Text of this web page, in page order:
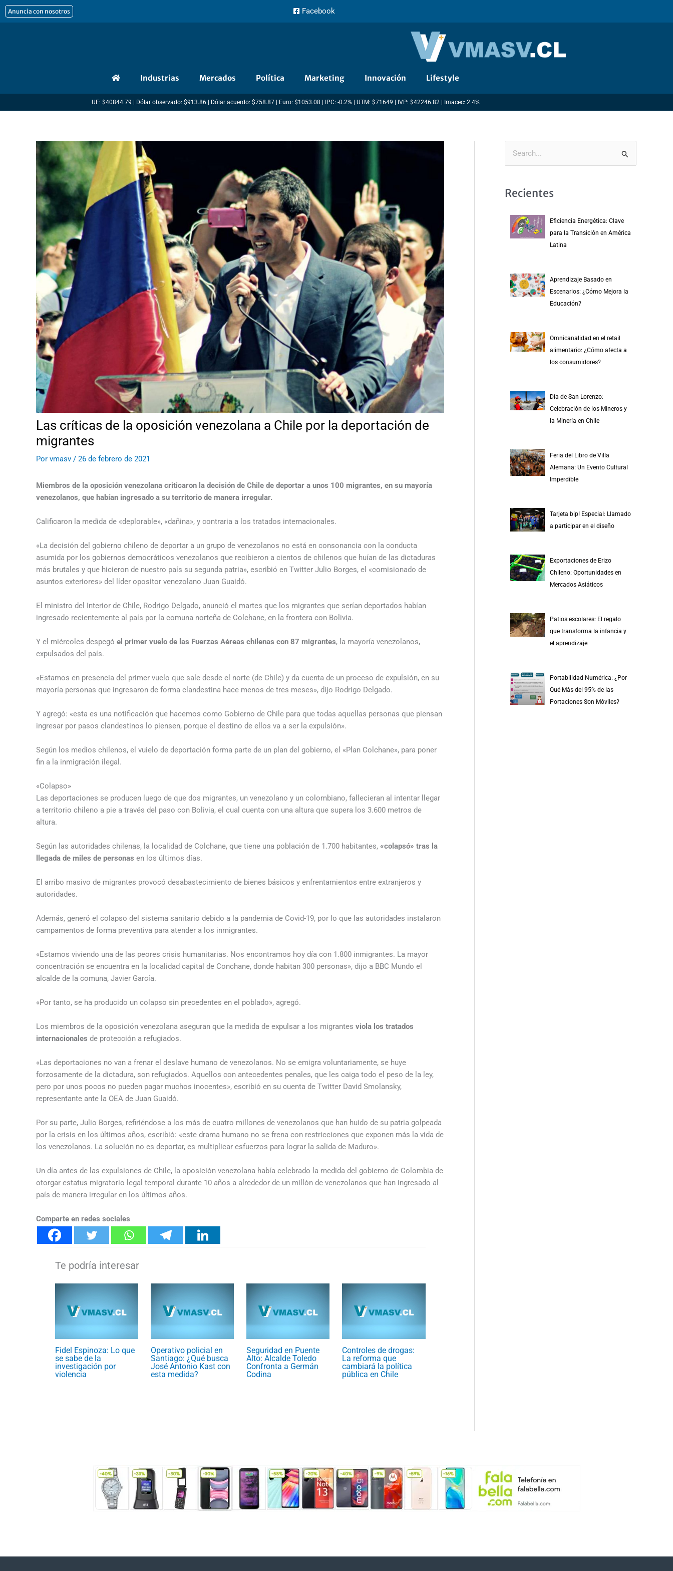
al
Anuncia con nosotros Facebook
Industrias Mercados Política Marketing Innovación Lifestyle
UF: $40844.79 | Dólar observado: $913.86 | Dólar acuerdo: $758.87 | Euro: $1053.08 | IPC: -0.2% | UTM: $71649 | IVP: $42246.82 | Imacec: 2.4%
Las críticas de la oposición venezolana a Chile por la deportación de
migrantes
Por vmasv / 26 de febrero de 2021
Miembros de la oposición venezolana criticaron la decisión de Chile de deportar a unos 100 migrantes, en su mayoría
venezolanos, que habían ingresado a su territorio de manera irregular.
Calificaron la medida de «deplorable», «dañina», y contraria a los tratados internacionales.
«La decisión del gobierno chileno de deportar a un grupo de venezolanos no está en consonancia con la conducta
asumida por los gobiernos democráticos venezolanos que recibieron a cientos de chilenos que huían de las dictaduras
más brutales y que hicieron de nuestro país su segunda patria», escribió en Twitter Julio Borges, el «comisionado de
asuntos exteriores» del líder opositor venezolano Juan Guaidó.
El ministro del Interior de Chile, Rodrigo Delgado, anunció el martes que los migrantes que serían deportados habían
ingresado recientemente al país por la comuna norteña de Colchane, en la frontera con Bolivia.
Y el miércoles despegó el primer vuelo de las Fuerzas Aéreas chilenas con 87 migrantes, la mayoría venezolanos,
expulsados del país.
«Estamos en presencia del primer vuelo que sale desde el norte (de Chile) y da cuenta de un proceso de expulsión, en su
mayoría personas que ingresaron de forma clandestina hace menos de tres meses», dijo Rodrigo Delgado.
Y agregó: «esta es una notificación que hacemos como Gobierno de Chile para que todas aquellas personas que piensan
ingresar por pasos clandestinos lo piensen, porque el destino de ellos va a ser la expulsión».
Según los medios chilenos, el vuielo de deportación forma parte de un plan del gobierno, el «Plan Colchane», para poner
fin a la inmigración ilegal.
«Colapso»
Las deportaciones se producen luego de que dos migrantes, un venezolano y un colombiano, fallecieran al intentar llegar
a territorio chileno a pie a través del paso con Bolivia, el cual cuenta con una altura que supera los 3.600 metros de
altura.
Según las autoridades chilenas, la localidad de Colchane, que tiene una población de 1.700 habitantes, «colapsó» tras la
llegada de miles de personas en los últimos días.
El arribo masivo de migrantes provocó desabastecimiento de bienes básicos y enfrentamientos entre extranjeros y
autoridades.
Además, generó el colapso del sistema sanitario debido a la pandemia de Covid-19, por lo que las autoridades instalaron
campamentos de forma preventiva para atender a los inmigrantes.
«Estamos viviendo una de las peores crisis humanitarias. Nos encontramos hoy día con 1.800 inmigrantes. La mayor
concentración se encuentra en la localidad capital de Conchane, donde habitan 300 personas», dijo a BBC Mundo el
alcalde de la comuna, Javier García.
«Por tanto, se ha producido un colapso sin precedentes en el poblado», agregó.
Los miembros de la oposición venezolana aseguran que la medida de expulsar a los migrantes viola los tratados
internacionales de protección a refugiados.
«Las deportaciones no van a frenar el deslave humano de venezolanos. No se emigra voluntariamente, se huye
forzosamente de la dictadura, son refugiados. Aquellos con antecedentes penales, que les caiga todo el peso de la ley,
pero por unos pocos no pueden pagar muchos inocentes», escribió en su cuenta de Twitter David Smolansky,
representante ante la OEA de Juan Guaidó.
Por su parte, Julio Borges, refiriéndose a los más de cuatro millones de venezolanos que han huido de su patria golpeada
por la crisis en los últimos años, escribió: «este drama humano no se frena con restricciones que exponen más la vida de
los venezolanos. La solución no es deportar, es multiplicar esfuerzos para lograr la salida de Maduro».
Un día antes de las expulsiones de Chile, la oposición venezolana había celebrado la medida del gobierno de Colombia de
otorgar estatus migratorio legal temporal durante 10 años a alrededor de un millón de venezolanos que han ingresado al
país de manera irregular en los últimos años.
Comparte en redes sociales
Fidel Espinoza: Lo que
se sabe de la
investigación por
violencia
Operativo policial en
Santiago: ¿Qué busca
José Antonio Kast con
esta medida?
Seguridad en Puente
Alto: Alcalde Toledo
Confronta a Germán
Codina
Controles de drogas:
La reforma que
cambiará la política
pública en Chile
Recientes
Eficiencia Energética: Clave
para la Transición en América
Latina
Aprendizaje Basado en
Escenarios: ¿Cómo Mejora la
Educación?
Omnicanalidad en el retail
alimentario: ¿Cómo afecta a
los consumidores?
Día de San Lorenzo:
Celebración de los Mineros y
la Minería en Chile
Feria del Libro de Villa
Alemana: Un Evento Cultural
Imperdible
Tarjeta bip! Especial: Llamado
a participar en el diseño
Exportaciones de Erizo
Chileno: Oportunidades en
Mercados Asiáticos
Patios escolares: El regalo
que transforma la infancia y
el aprendizaje
Portabilidad Numérica: ¿Por
Qué Más del 95% de las
Portaciones Son Móviles?